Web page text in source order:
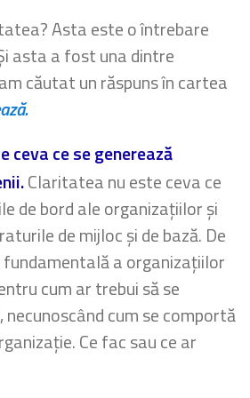
Asta este o întrebare
asta a fost una dintre
căutat un răspuns în cartea
ceva ce se generează
Claritatea nu este ceva ce
de bord ale organizațiilor și
de mijloc și de bază. De
a organizațiilor
cum ar trebui să se
cum se comportă
Ce fac sau ce ar